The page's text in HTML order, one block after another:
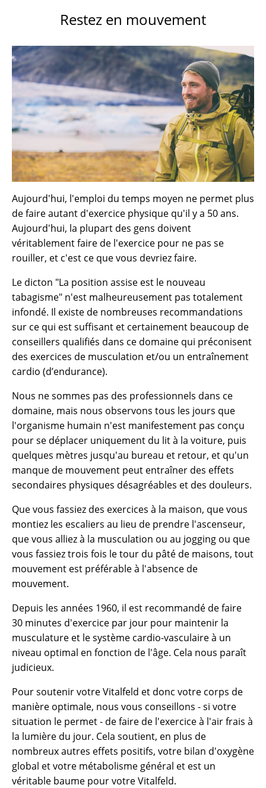
Restez en mouvement
Aujourd'hui, l'emploi du temps moyen ne permet plus
de faire autant d'exercice physique qu'il y a 50 ans.
Aujourd'hui, la plupart des gens doivent
véritablement faire de l'exercice pour ne pas se
rouiller, et c'est ce que vous devriez faire.
Le dicton "La position assise est le nouveau
tabagisme" n'est malheureusement pas totalement
infondé. Il existe de nombreuses recommandations
sur ce qui est suffisant et certainement beaucoup de
conseillers qualifiés dans ce domaine qui préconisent
des exercices de musculation et/ou un entraînement
cardio (d’endurance).
Nous ne sommes pas des professionnels dans ce
domaine, mais nous observons tous les jours que
l'organisme humain n'est manifestement pas conçu
pour se déplacer uniquement du lit à la voiture, puis
quelques mètres jusqu'au bureau et retour, et qu'un
manque de mouvement peut entraîner des effets
secondaires physiques désagréables et des douleurs.
Que vous fassiez des exercices à la maison, que vous
montiez les escaliers au lieu de prendre l'ascenseur,
que vous alliez à la musculation ou au jogging ou que
vous fassiez trois fois le tour du pâté de maisons, tout
mouvement est préférable à l'absence de
mouvement.
Depuis les années 1960, il est recommandé de faire
30 minutes d'exercice par jour pour maintenir la
musculature et le système cardio-vasculaire à un
niveau optimal en fonction de l'âge. Cela nous paraît
judicieux.
Pour soutenir votre Vitalfeld et donc votre corps de
manière optimale, nous vous conseillons - si votre
situation le permet - de faire de l'exercice à l'air frais à
la lumière du jour. Cela soutient, en plus de
nombreux autres effets positifs, votre bilan d'oxygène
global et votre métabolisme général et est un
véritable baume pour votre Vitalfeld.